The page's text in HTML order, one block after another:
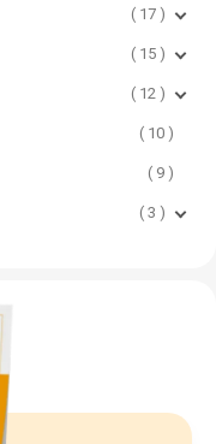
17
15
12
10
9
3